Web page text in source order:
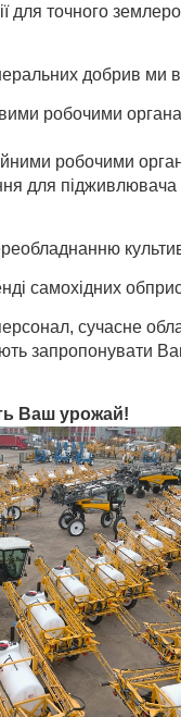
для точного
добрив ми
робочими
робочими
для
самохідних
сучасне
запропонувати